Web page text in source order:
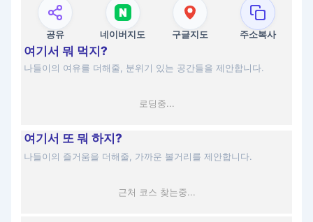
공유 네이버지도 구글지도 주소복사
여기서 뭐 먹지?
나들이의 여유를 더해줄, 분위기 있는 공간들을 제안합니다.
로딩중...
여기서 또 뭐 하지?
나들이의 즐거움을 더해줄, 가까운 볼거리를 제안합니다.
근처 코스 찾는중...